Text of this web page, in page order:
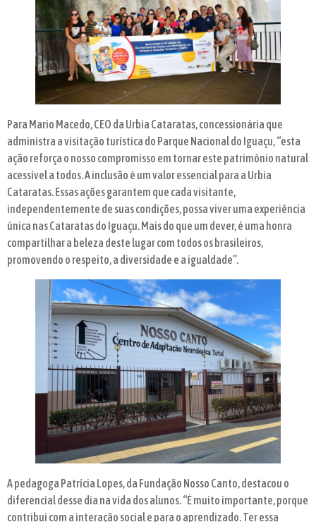
Para Mario Macedo, CEO da Urbia Cataratas, concessionária que
administra a visitação turística do Parque Nacional do Iguaçu, “esta
ação reforça o nosso compromisso em tornar este patrimônio natural
acessível a todos. A inclusão é um valor essencial para a Urbia
Cataratas. Essas ações garantem que cada visitante,
independentemente de suas condições, possa viver uma experiência
única nas Cataratas do Iguaçu. Mais do que um dever, é uma honra
compartilhar a beleza deste lugar com todos os brasileiros,
promovendo o respeito, a diversidade e a igualdade”.
A pedagoga Patrícia Lopes, da Fundação Nosso Canto, destacou o
diferencial desse dia na vida dos alunos. “É muito importante, porque
contribui com a interação social e para o aprendizado. Ter essa